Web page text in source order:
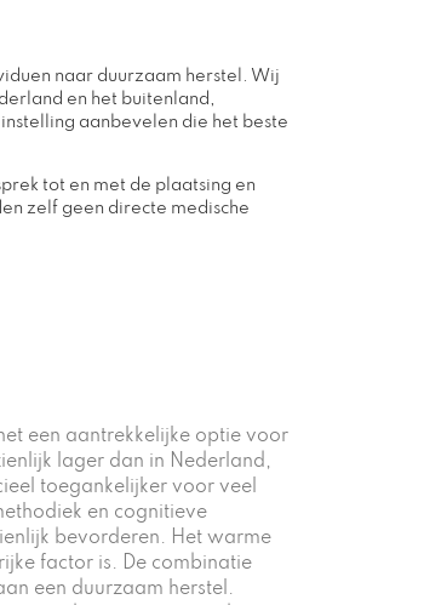
naar duurzaam herstel. Wij
en het buitenland,
aanbevelen die het beste
tot en met de plaatsing en
zelf geen directe medische
een aantrekkelijke optie voor
lager dan in Nederland,
toegankelijker voor veel
en cognitieve
bevorderen. Het warme
factor is. De combinatie
een duurzaam herstel.